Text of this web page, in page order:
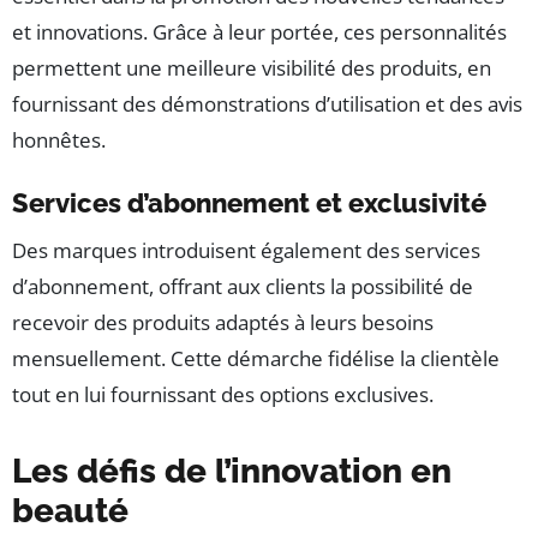
et innovations. Grâce à leur portée, ces personnalités
permettent une meilleure visibilité des produits, en
fournissant des démonstrations d’utilisation et des avis
honnêtes.
Services d’abonnement et exclusivité
Des marques introduisent également des services
d’abonnement, offrant aux clients la possibilité de
recevoir des produits adaptés à leurs besoins
mensuellement. Cette démarche fidélise la clientèle
tout en lui fournissant des options exclusives.
Les défis de l’innovation en
beauté